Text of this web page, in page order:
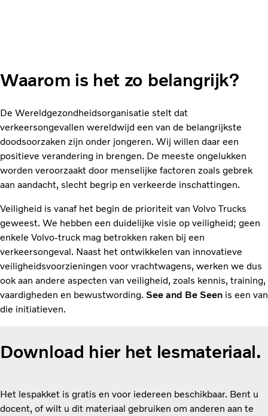
Waarom is het zo belangrijk?
De Wereldgezondheidsorganisatie stelt dat
verkeersongevallen wereldwijd een van de belangrijkste
doodsoorzaken zijn onder jongeren. Wij willen daar een
positieve verandering in brengen. De meeste ongelukken
worden veroorzaakt door menselijke factoren zoals gebrek
aan aandacht, slecht begrip en verkeerde inschattingen.
Veiligheid is vanaf het begin de prioriteit van Volvo Trucks
geweest. We hebben een duidelijke visie op veiligheid; geen
enkele Volvo-truck mag betrokken raken bij een
verkeersongeval. Naast het ontwikkelen van innovatieve
veiligheidsvoorzieningen voor vrachtwagens, werken we dus
ook aan andere aspecten van veiligheid, zoals kennis, training,
vaardigheden en bewustwording. See and Be Seen is een van
die initiatieven.
Download hier het lesmateriaal.
Het lespakket is gratis en voor iedereen beschikbaar. Bent u
docent, of wilt u dit materiaal gebruiken om anderen aan te